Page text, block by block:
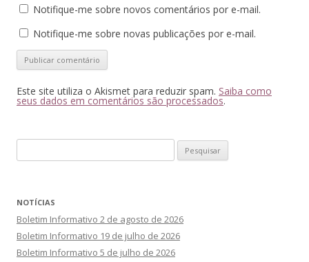
Notifique-me sobre novos comentários por e-mail.
Notifique-me sobre novas publicações por e-mail.
Este site utiliza o Akismet para reduzir spam. Saiba como
seus dados em comentários são processados.
por:
NOTÍCIAS
Boletim Informativo 2 de agosto de 2026
Boletim Informativo 19 de julho de 2026
Boletim Informativo 5 de julho de 2026